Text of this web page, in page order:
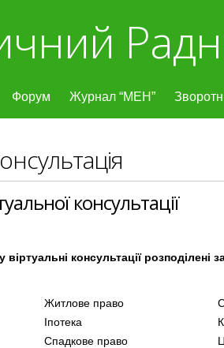
Форум Журнал “МЕН”
консультації
консультації розподілені
Житлове право
Іпотека
Спадкове право